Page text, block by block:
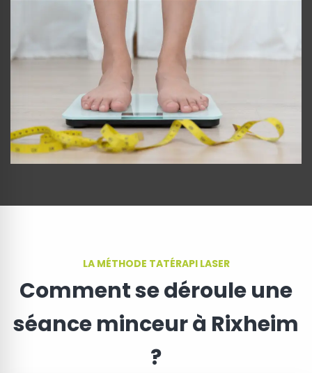
LA MÉTHODE TATÉRAPI LASER
Comment se déroule une
séance minceur à Rixheim
?